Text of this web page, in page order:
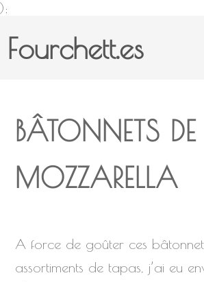
);
Fourchett.es
BÂTONNETS DE
MOZZARELLA
A force de goûter ces
assortiments de tapas, j’ai eu